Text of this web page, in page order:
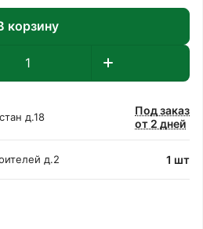
корзину
д.18
Под заказ
от 2 дней
д.2 1 шт